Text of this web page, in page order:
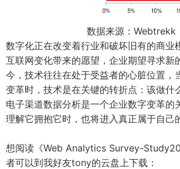
数据来源：Webtrekk
数字化正在改变着行业和破坏旧有的商业
互联网变化带来的愿望，企业期望寻求新
今，技术往往在处于受益者的心脏位置，
变革时，技术是在关键的转折点：该做什
电子渠道数据分析是一个企业数字变革的
理解它拥抱它时，也将进入真正属于自己
想阅读《Web Analytics Survey-
者可以到我好友tony的云盘上下载：